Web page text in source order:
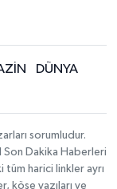
DÜNYA
sorumludur.
Son Dakika Haberleri
harici linkler ayrı
köşe yazıları ve